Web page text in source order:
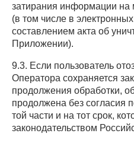
затирания информации на
(в том числе в
составлением акта об
Приложении).
9.3. Если пользователь
Оператора сохраняется
продолжения обработки,
продолжена без согласия
той части и на тот срок,
законодательством